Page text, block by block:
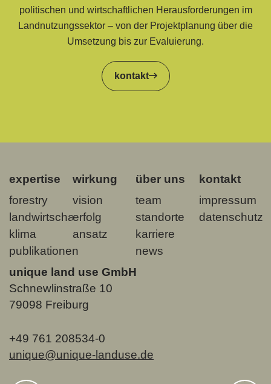
politischen und wirtschaftlichen Herausforderungen im
Landnutzungssektor – von der Projektplanung über die
Umsetzung bis zur Evaluierung.
kontakt
expertise
forestry
landwirtschaft
klima
publikationen
wirkung
vision
erfolg
ansatz
über uns
team
standorte
karriere
news
kontakt
impressum
datenschutz
unique land use GmbH
Schnewlinstraße 10
79098 Freiburg
+49 761 208534-0
unique@unique-landuse.de